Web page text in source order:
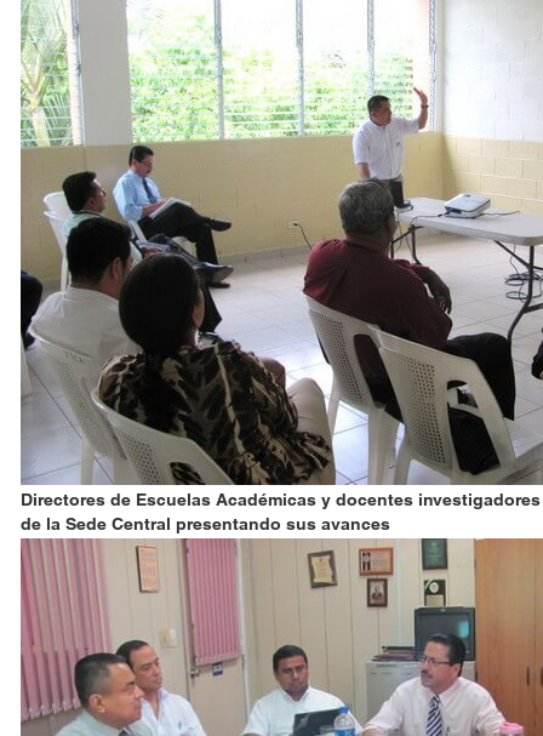
Directores de Escuelas Académicas y docentes investigadores
de la Sede Central presentando sus avances